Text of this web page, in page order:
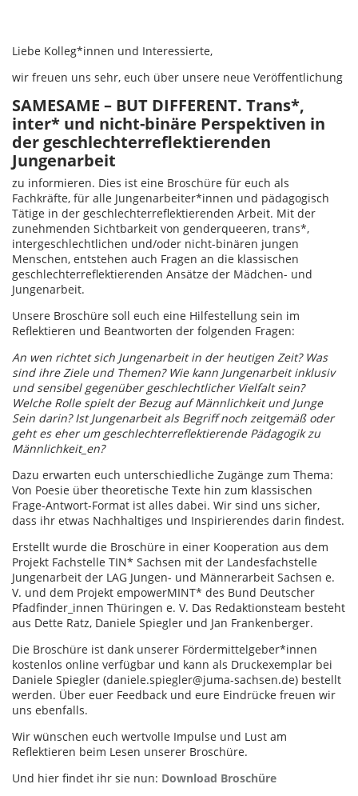
Liebe Kolleg*innen und Interessierte,
wir freuen uns sehr, euch über unsere neue Veröffentlichung
SAMESAME – BUT DIFFERENT. Trans*,
inter* und nicht-binäre Perspektiven in
der geschlechterreflektierenden
Jungenarbeit
zu informieren. Dies ist eine Broschüre für euch als
Fachkräfte, für alle Jungenarbeiter*innen und pädagogisch
Tätige in der geschlechterreflektierenden Arbeit. Mit der
zunehmenden Sichtbarkeit von genderqueeren, trans*,
intergeschlechtlichen und/oder nicht-binären jungen
Menschen, entstehen auch Fragen an die klassischen
geschlechterreflektierenden Ansätze der Mädchen- und
Jungenarbeit.
Unsere Broschüre soll euch eine Hilfestellung sein im
Reflektieren und Beantworten der folgenden Fragen:
An wen richtet sich Jungenarbeit in der heutigen Zeit? Was
sind ihre Ziele und Themen? Wie kann Jungenarbeit inklusiv
und sensibel gegenüber geschlechtlicher Vielfalt sein?
Welche Rolle spielt der Bezug auf Männlichkeit und Junge
Sein darin? Ist Jungenarbeit als Begriff noch zeitgemäß oder
geht es eher um geschlechterreflektierende Pädagogik zu
Männlichkeit_en?
Dazu erwarten euch unterschiedliche Zugänge zum Thema:
Von Poesie über theoretische Texte hin zum klassischen
Frage-Antwort-Format ist alles dabei. Wir sind uns sicher,
dass ihr etwas Nachhaltiges und Inspirierendes darin findest.
Erstellt wurde die Broschüre in einer Kooperation aus dem
Projekt Fachstelle TIN* Sachsen mit der Landesfachstelle
Jungenarbeit der LAG Jungen- und Männerarbeit Sachsen e.
V. und dem Projekt empowerMINT* des Bund Deutscher
Pfadfinder_innen Thüringen e. V. Das Redaktionsteam besteht
aus Dette Ratz, Daniele Spiegler und Jan Frankenberger.
Die Broschüre ist dank unserer Fördermittelgeber*innen
kostenlos online verfügbar und kann als Druckexemplar bei
Daniele Spiegler (daniele.spiegler@juma-sachsen.de) bestellt
werden. Über euer Feedback und eure Eindrücke freuen wir
uns ebenfalls.
Wir wünschen euch wertvolle Impulse und Lust am
Reflektieren beim Lesen unserer Broschüre.
Und hier findet ihr sie nun: Download Broschüre